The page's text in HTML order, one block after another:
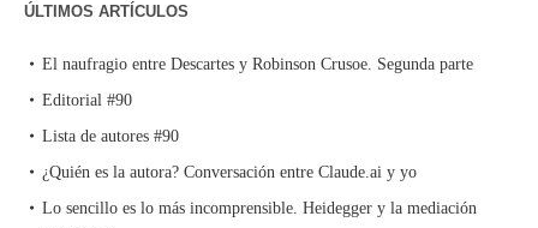
ÚLTIMOS ARTÍCULOS
El naufragio entre Descartes y Robinson Crusoe. Segunda parte
Editorial #90
Lista de autores #90
¿Quién es la autora? Conversación entre Claude.ai y yo
Lo sencillo es lo más incomprensible. Heidegger y la mediación